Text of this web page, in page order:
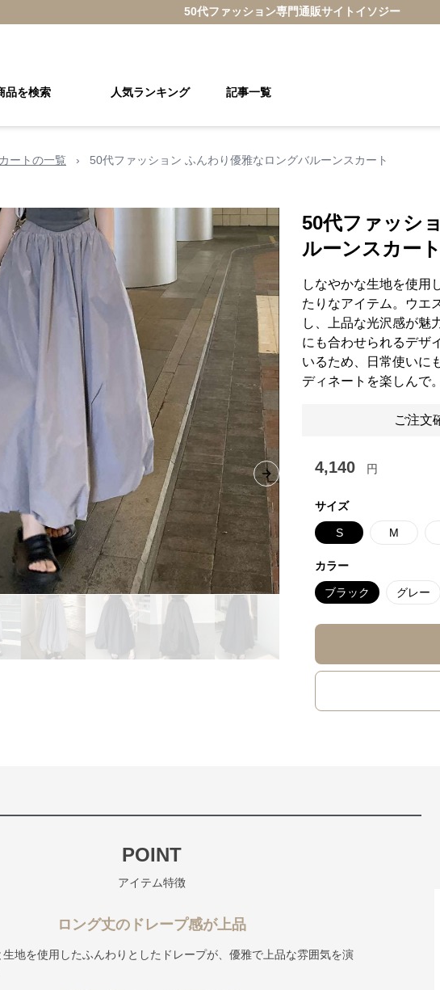
50代ファッション専門通販サイト イソジー
品を検索 人気ランキング 記事一覧
ートの一覧 › 50代ファッション ふんわり優雅なロングバルーンスカート
Next slide
50代ファッシ
ルーンスカート
しなやかな生地を使用
たりなアイテム。ウエ
し、上品な光沢感が魅
にも合わせられるデザ
いるため、日常使いに
ディネートを楽しんで。
ご注文
4,140 円
サイズ
S M
カラー
ブラック グレー
POINT
アイテム特徴
ロング丈のドレープ感が上品
生地を使用したふんわりとしたドレープが、優雅で上品な雰囲気を演